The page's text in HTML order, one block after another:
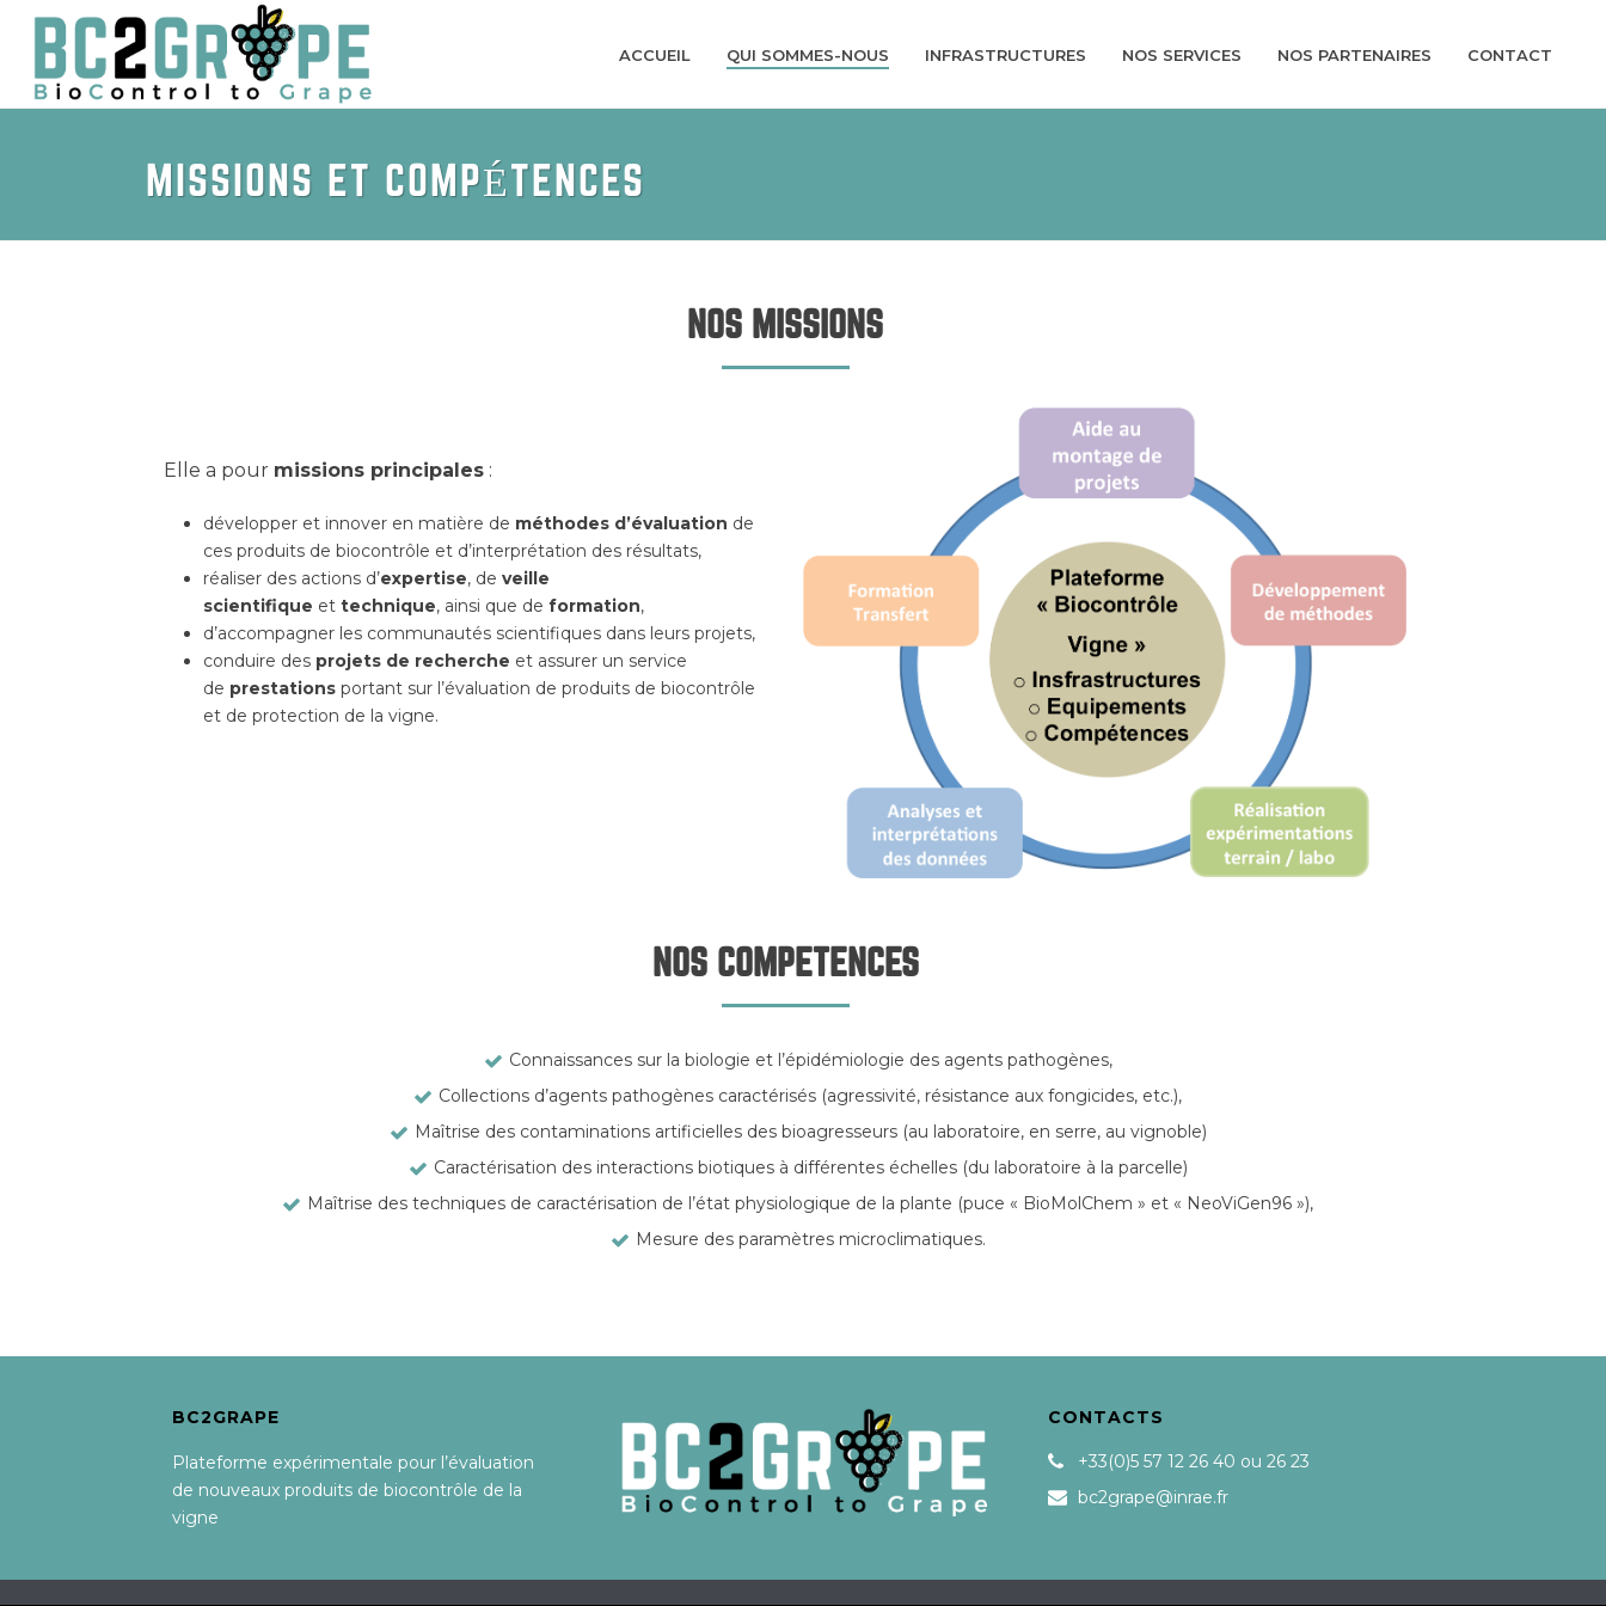
ACCUEIL QUI SOMMES-NOUS INFRASTRUCTURES NOS SERVICES NOS PARTENAIRES CONTACT
MISSIONS ET COMPÉTENCES
NOS MISSIONS
Elle a pour missions principales :
développer et innover en matière de méthodes d’évaluation de
ces produits de biocontrôle et d’interprétation des résultats,
réaliser des actions d’expertise, de veille
scientifique et technique, ainsi que de formation,
d’accompagner les communautés scientifiques dans leurs projets,
conduire des projets de recherche et assurer un service
de prestationsportant sur l’évaluation de produits de biocontrôle
et de protection de la vigne.
NOS COMPETENCES
Connaissances sur la biologie et l’épidémiologie des agents pathogènes,
Collections d’agents pathogènes caractérisés (agressivité, résistance aux fongicides, etc.),
Maîtrise des contaminations artificielles des bioagresseurs (au laboratoire, en serre, au vignoble)
Caractérisation des interactions biotiques à différentes échelles (du laboratoire à la parcelle)
Maîtrise des techniques de caractérisation de l’état physiologique de la plante (puce « BioMolChem » et « NeoViGen96 »),
Mesure des paramètres microclimatiques.
BC2GRAPE
Plateforme expérimentale pour l’évaluation
de nouveaux produits de biocontrôle de la
vigne
CONTACTS
+33(0)5 57 12 26 40 ou 26 23
bc2grape@inrae.fr